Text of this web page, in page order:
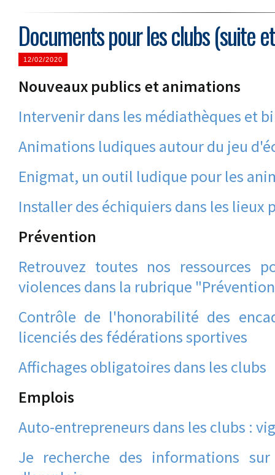
Documents pour les clubs (suite
12/02/2020
Nouveaux publics et animations
Intervenir dans les médiathèques et
Animations ludiques autour du jeu
Enigmat, un outil ludique pour les
Installer des échiquiers dans les lieux
Prévention
Retrouvez toutes nos ressources
violences dans la rubrique
Contrôle de l'honorabilité des
licenciés des fédérations sportives
Affichages obligatoires dans les clubs
Emplois
Auto-entrepreneurs dans les clubs :
Je recherche des informations